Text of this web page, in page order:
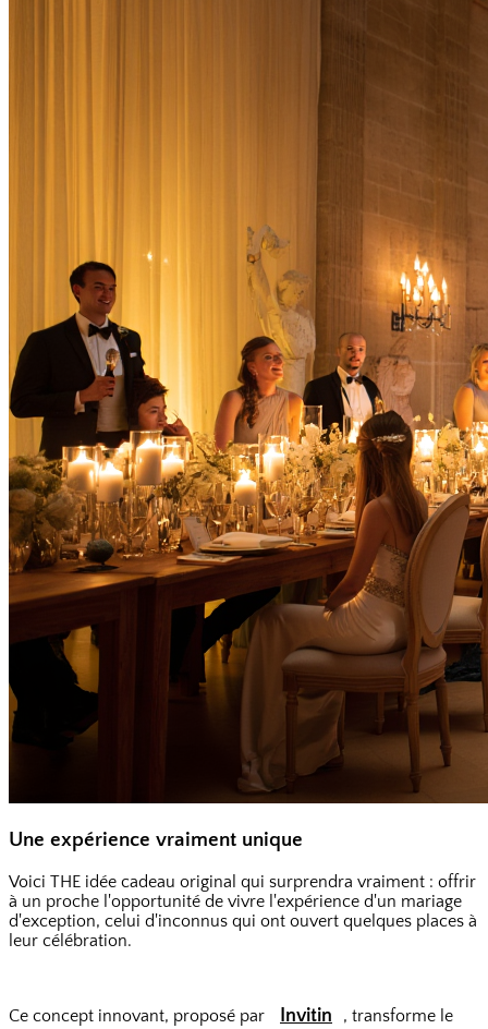
Une expérience vraiment unique
Voici THE idée cadeau original qui surprendra vraiment : offrir
à un proche l'opportunité de vivre l'expérience d'un mariage
d'exception, celui d'inconnus qui ont ouvert quelques places à
leur célébration.
Ce concept innovant, proposé par Invitin
, transforme le